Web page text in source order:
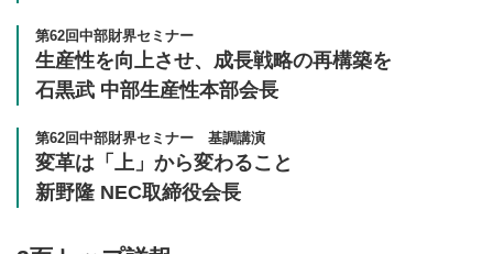
第62回中部財界セミナー
生産性を向上させ、成長戦略の再構築を
石黒武 中部生産性本部会長
第62回中部財界セミナー 基調講演
変革は「上」から変わること
新野隆 NEC取締役会長